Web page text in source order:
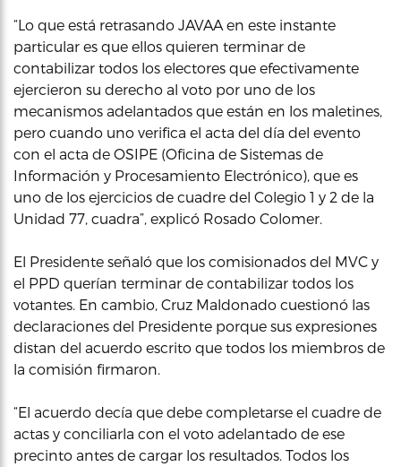
“Lo que está retrasando JAVAA en este instante
particular es que ellos quieren terminar de
contabilizar todos los electores que efectivamente
ejercieron su derecho al voto por uno de los
mecanismos adelantados que están en los maletines,
pero cuando uno verifica el acta del día del evento
con el acta de OSIPE (Oficina de Sistemas de
Información y Procesamiento Electrónico), que es
uno de los ejercicios de cuadre del Colegio 1 y 2 de la
Unidad 77, cuadra”, explicó Rosado Colomer.
El Presidente señaló que los comisionados del MVC y
el PPD querían terminar de contabilizar todos los
votantes. En cambio, Cruz Maldonado cuestionó las
declaraciones del Presidente porque sus expresiones
distan del acuerdo escrito que todos los miembros de
la comisión firmaron.
“El acuerdo decía que debe completarse el cuadre de
actas y conciliarla con el voto adelantado de ese
precinto antes de cargar los resultados. Todos los